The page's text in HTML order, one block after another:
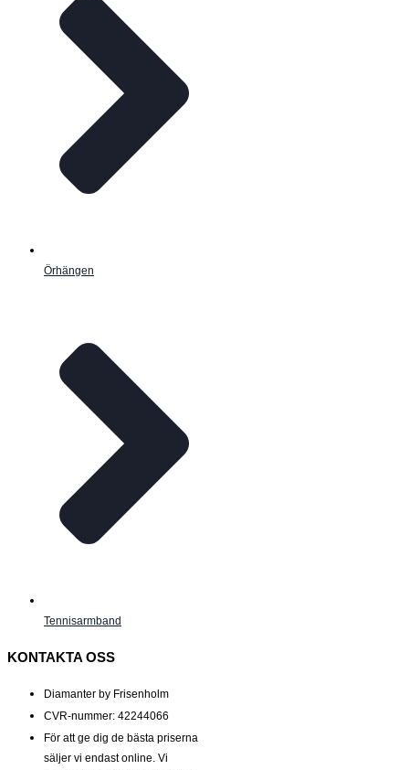
Örhängen
Tennisarmband
KONTAKTA OSS
Diamanter by Frisenholm
CVR-nummer: 42244066
För att ge dig de bästa priserna
säljer vi endast online. Vi